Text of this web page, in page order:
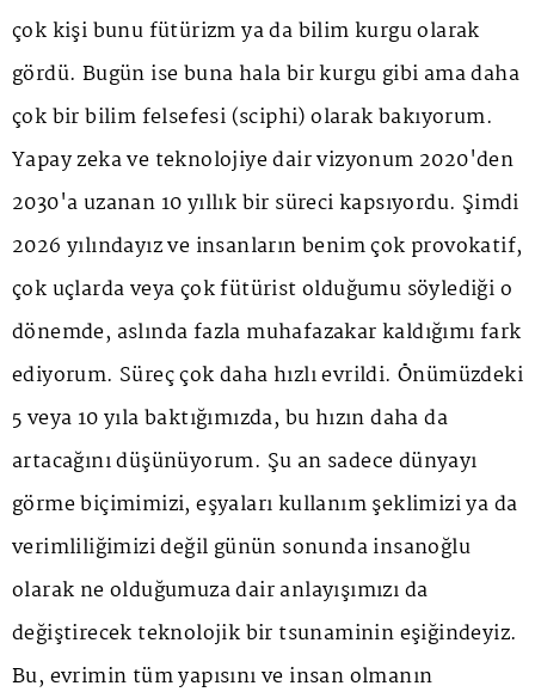
çok kişi bunu fütürizm ya da bilim kurgu olarak
gördü. Bugün ise buna hala bir kurgu gibi ama daha
çok bir bilim felsefesi (sciphi) olarak bakıyorum.
Yapay zeka ve teknolojiye dair vizyonum 2020'den
2030'a uzanan 10 yıllık bir süreci kapsıyordu. Şimdi
2026 yılındayız ve insanların benim çok provokatif,
çok uçlarda veya çok fütürist olduğumu söylediği o
dönemde, aslında fazla muhafazakar kaldığımı fark
ediyorum. Süreç çok daha hızlı evrildi. Önümüzdeki
5 veya 10 yıla baktığımızda, bu hızın daha da
artacağını düşünüyorum. Şu an sadece dünyayı
görme biçimimizi, eşyaları kullanım şeklimizi ya da
verimliliğimizi değil günün sonunda insanoğlu
olarak ne olduğumuza dair anlayışımızı da
değiştirecek teknolojik bir tsunaminin eşiğindeyiz.
Bu, evrimin tüm yapısını ve insan olmanın